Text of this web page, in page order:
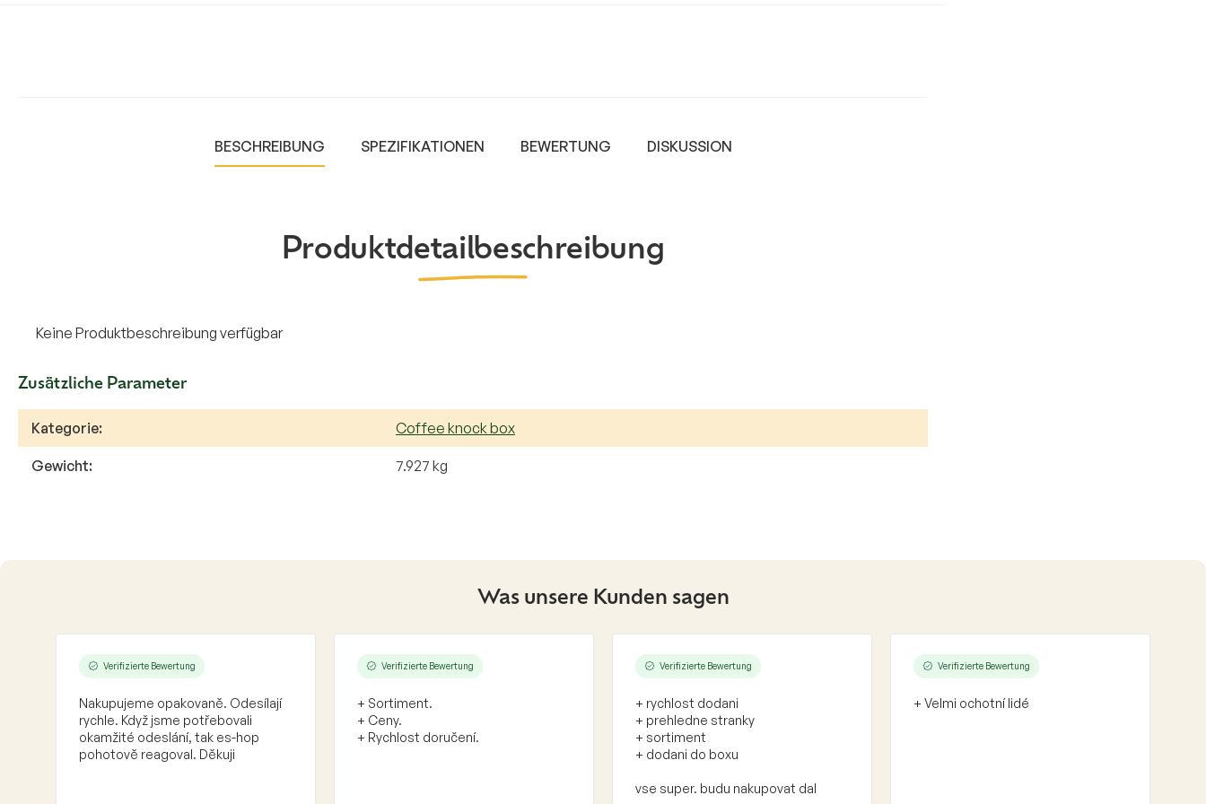
BESCHREIBUNG SPEZIFIKATIONEN BEWERTUNG DISKUSSION
Produktdetailbeschreibung
Keine Produktbeschreibung verfügbar
Zusätzliche Parameter
Kategorie: Coffee knock box
Gewicht: 7.927 kg
Was unsere Kunden sagen
Verifizierte Bewertung
Nakupujeme opakovaně. Odesílají
rychle. Když jsme potřebovali
okamžité odeslání, tak es-hop
pohotově reagoval. Děkuji
Verifizierte Bewertung
+ Sortiment.
+ Ceny.
+ Rychlost doručení.
Verifizierte Bewertung
+ rychlost dodani
+ prehledne stranky
+ sortiment
+ dodani do boxu
vse super. budu nakupovat dal
Verifizierte Bewertung
+ Velmi ochotní lidé